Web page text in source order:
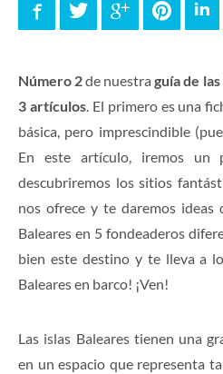
FacebookTwitter Google+ Pinterest
Número 2de nuestra guía de
3 artículos. El primero es una
básica, pero imprescindible
En este artículo, iremos un
descubriremos los sitios
nos ofrece y te daremos ideas
Baleares en 5 fondeaderos
bien este destino y te lleva a
Baleares en barco! ¡Ven!
Las islas Baleares tienen una
en un espacio que representa